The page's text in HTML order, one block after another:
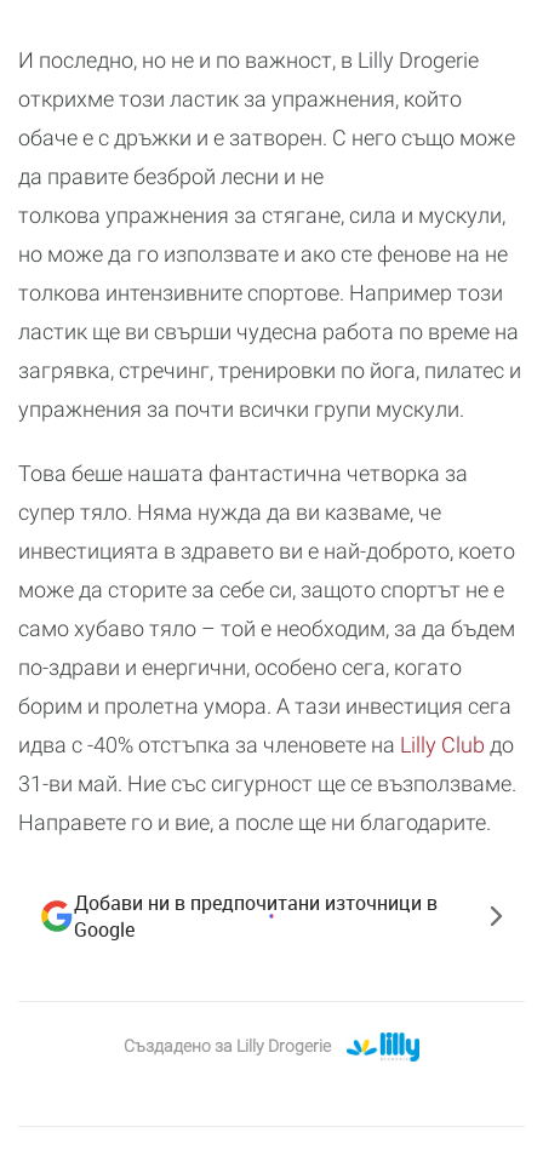
И последно, но не и по важност, в Lilly Drogerie
открихме този ластик за упражнения, който
обаче е с дръжки и е затворен. С него също може
да правите безброй лесни и не
толкова упражнения за стягане, сила и мускули,
но може да го използвате и ако сте фенове на не
толкова интензивните спортове. Например този
ластик ще ви свърши чудесна работа по време на
загрявка, стречинг, тренировки по йога, пилатес и
упражнения за почти всички групи мускули.
Това беше нашата фантастична четворка за
супер тяло. Няма нужда да ви казваме, че
инвестицията в здравето ви е най-доброто, което
може да сторите за себе си, защото спортът не е
само хубаво тяло – той е необходим, за да бъдем
по-здрави и енергични, особено сега, когато
борим и пролетна умора. А тази инвестиция сега
идва с -40% отстъпка за членовете на Lilly Club до
31-ви май. Ние със сигурност ще се възползваме.
Направете го и вие, а после ще ни благодарите.
Добави ни в предпочитани източници в
Google
Създадено за Lilly Drogerie